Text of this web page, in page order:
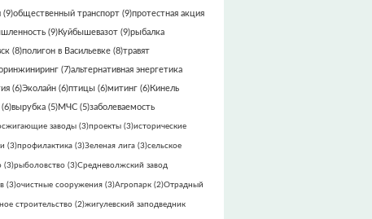
(9)общественный транспорт (9)протестная акция
(9)Куйбышевазот (9)рыбалка
(8)полигон в Васильевке (8)травят
(7)альтернативная энергетика
(6)Эколайн (6)птицы (6)митинг (6)Кинель
(6)вырубка (5)МЧС (5)заболеваемость
заводы (3)проекты (3)исторические
(3)профилактика (3)Зеленая лига (3)сельское
(3)рыболовство (3)Средневолжский завод
(3)очистные сооружения (3)Агропарк (2)Отрадный
строительство (2)жигулевский заподведник